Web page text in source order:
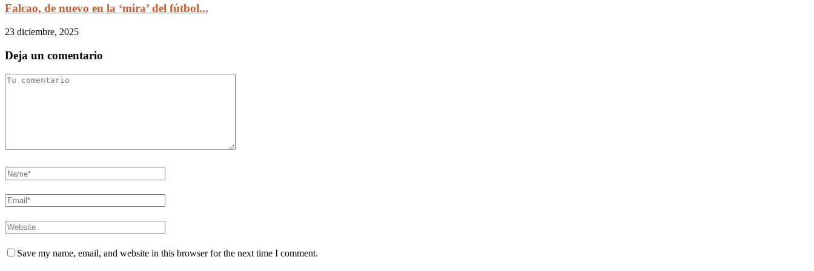
Falcao, de nuevo en la ‘mira’ del fútbol...
23 diciembre, 2025
Deja un comentario
Save my name, email, and website in this browser for the next time I comment.